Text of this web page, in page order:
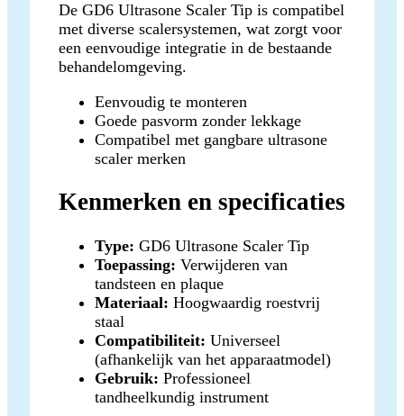
De GD6 Ultrasone Scaler Tip is compatibel
met diverse scalersystemen, wat zorgt voor
een eenvoudige integratie in de bestaande
behandelomgeving.
Eenvoudig te monteren
Goede pasvorm zonder lekkage
Compatibel met gangbare ultrasone
scaler merken
Kenmerken en specificaties
Type: GD6 Ultrasone Scaler Tip
Toepassing: Verwijderen van
tandsteen en plaque
Materiaal: Hoogwaardig roestvrij
staal
Compatibiliteit: Universeel
(afhankelijk van het apparaatmodel)
Gebruik: Professioneel
tandheelkundig instrument